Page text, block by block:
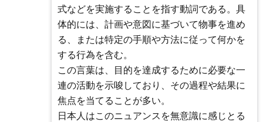
式などを実施することを指す動詞である。具
体的には、計画や意図に基づいて物事を進め
る、または特定の手順や方法に従って何かを
する行為を含む。
この言葉は、目的を達成するために必要な一
連の活動を示唆しており、その過程や結果に
焦点を当てることが多い。
日本人はこのニュアンスを無意識に感じとる